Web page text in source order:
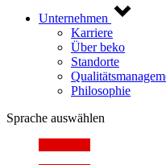
Unternehmen
Karriere
Über beko
Standorte
Philosophie
Sprache auswählen